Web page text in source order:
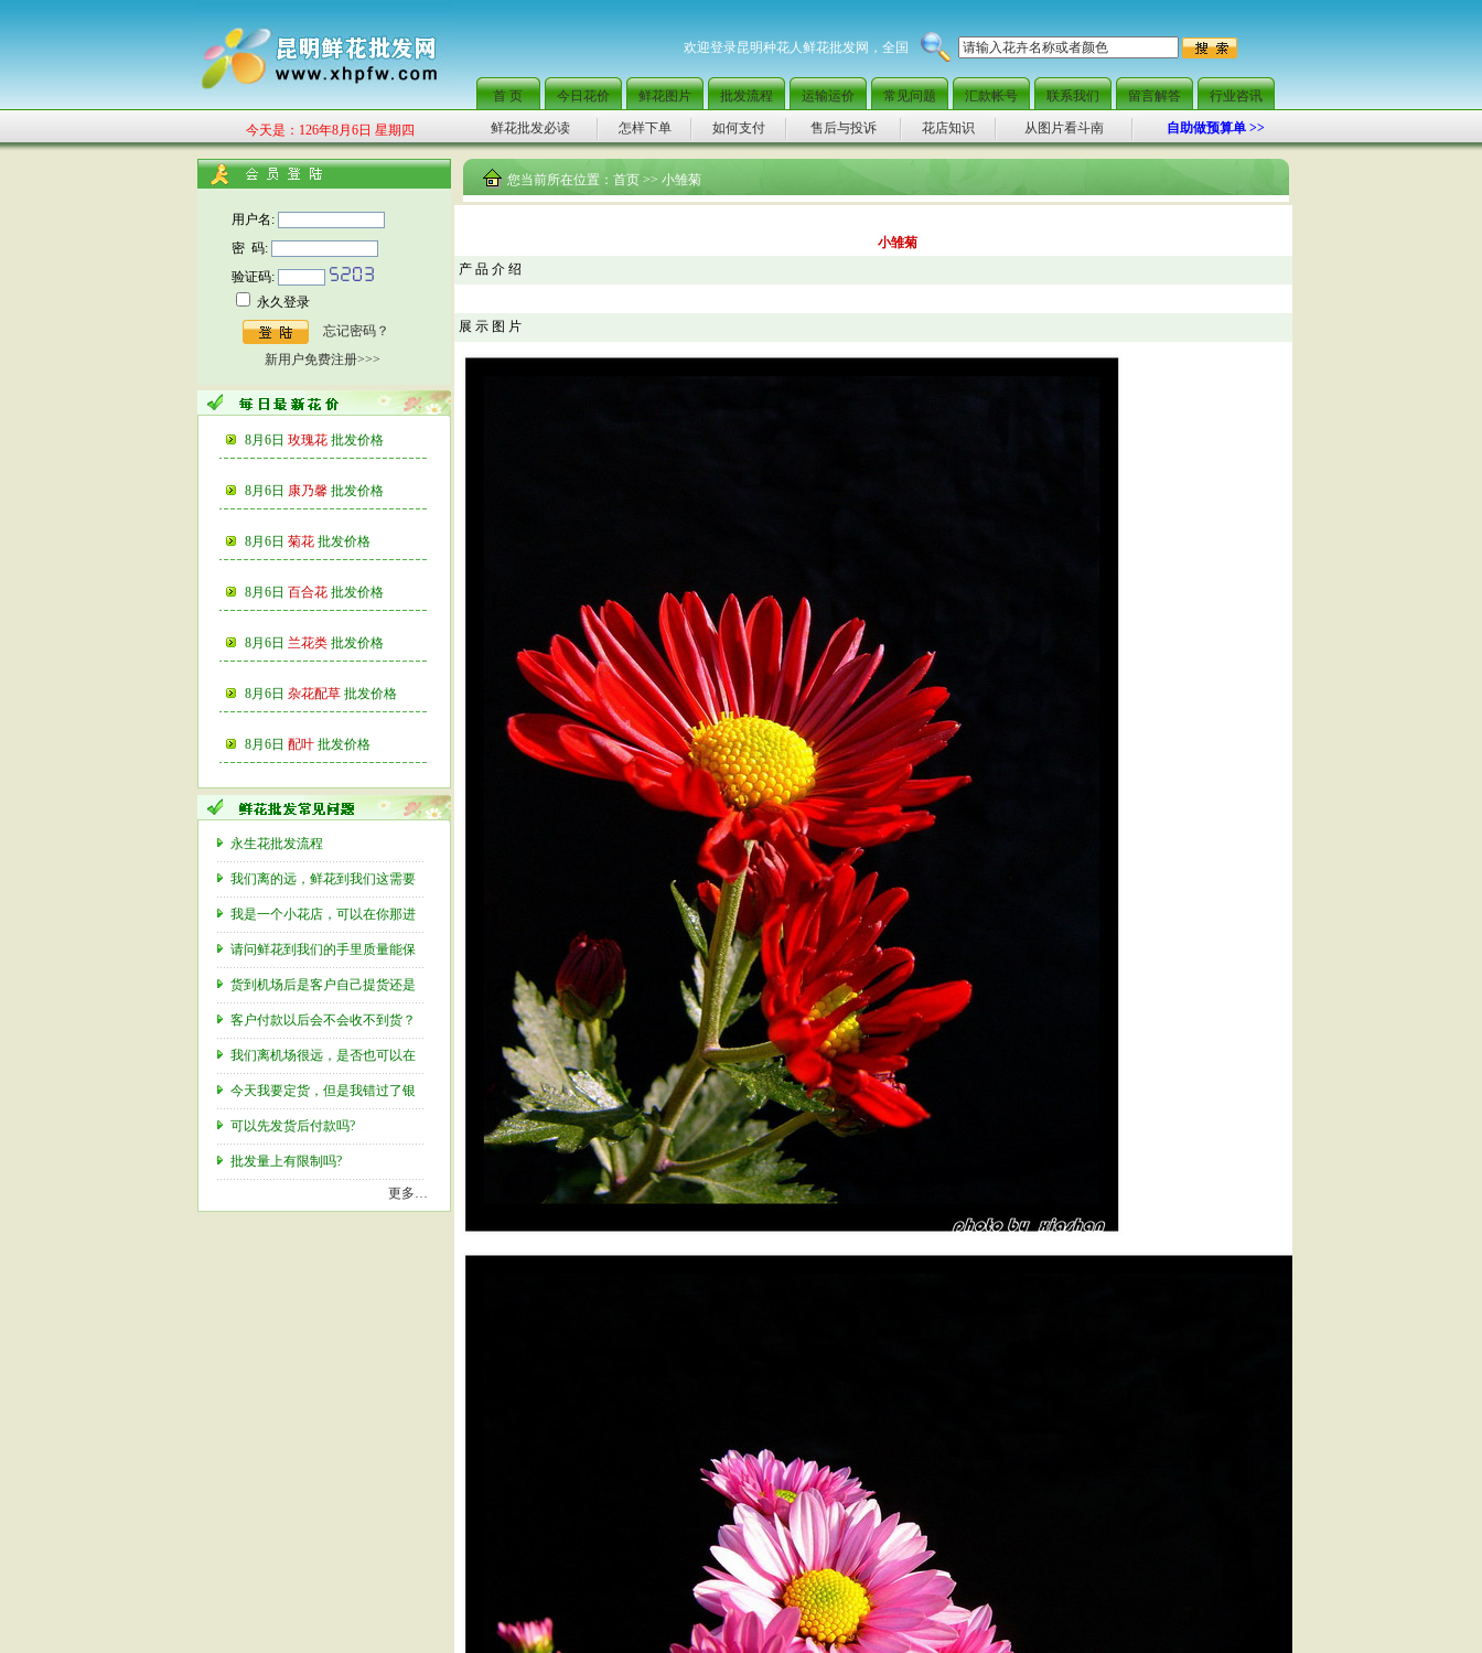
欢迎登录昆明种花人鲜花批发网，全国范围快捷配送，当日可达
首 页 今日花价 鲜花图片 批发流程 运输运价 常见问题 汇款帐号 联系我们 留言解答 行业咨讯
今天是：126年8月6日 星期四 鲜花批发必读 怎样下单 如何支付 售后与投诉 花店知识 从图片看斗南 自助做预算单 >>
用户名:
密 码:
验证码:
永久登录
忘记密码？
新用户免费注册>>>
8月6日 玫瑰花 批发价格
8月6日 康乃馨 批发价格
8月6日 菊花 批发价格
8月6日 百合花 批发价格
8月6日 兰花类 批发价格
8月6日 杂花配草 批发价格
8月6日 配叶 批发价格
永生花批发流程
我们离的远，鲜花到我们这需要
我是一个小花店，可以在你那进
请问鲜花到我们的手里质量能保
货到机场后是客户自己提货还是
客户付款以后会不会收不到货？
我们离机场很远，是否也可以在
今天我要定货，但是我错过了银
可以先发货后付款吗?
批发量上有限制吗?
更多…
您当前所在位置： 首页 >> 小雏菊
小雏菊
产 品 介 绍
展 示 图 片